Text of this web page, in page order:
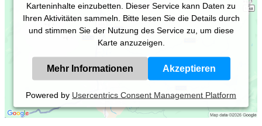
Karteninhalte einzubetten. Dieser Service kann Daten zu
Ihren Aktivitäten sammeln. Bitte lesen Sie die Details durch
und stimmen Sie der Nutzung des Service zu, um diese
Karte anzuzeigen.
Mehr Informationen Akzeptieren
Powered by Usercentrics Consent Management Platform